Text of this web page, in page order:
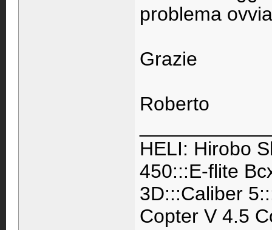
problema
Grazie
Roberto
HELI: Hirobo
450:::E-flite
3D:::Caliber
Copter V 4.5